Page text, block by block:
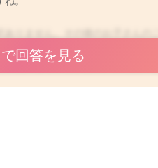
と異なることがあり、ご心配に
、ママさんの感覚がとても大切
の体調不良があった場合でも、
子さんのご様子に気をつけて見
り、機嫌が悪いなどがないか見
回答を見る